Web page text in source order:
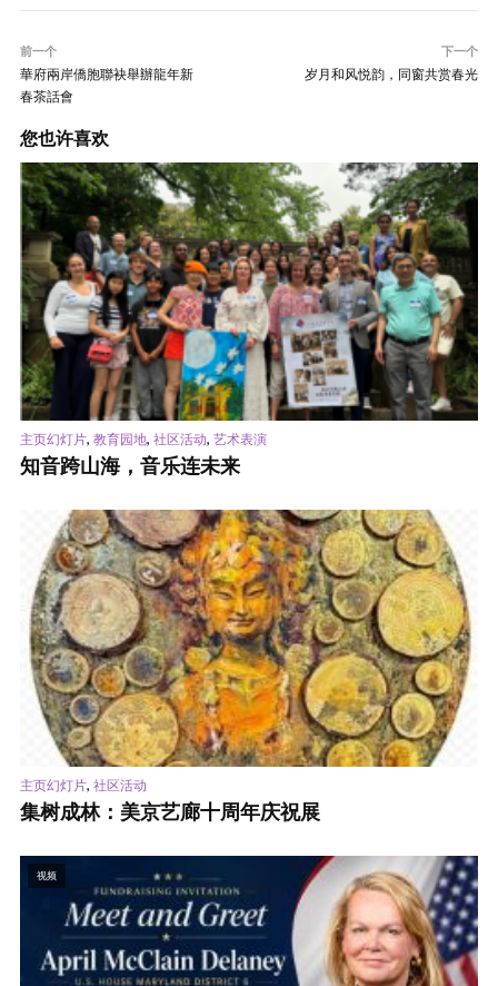
前一个
華府兩岸僑胞聯袂舉辦龍年新
春茶話會
下一个
岁月和风悦韵，同窗共赏春光
您也许喜欢
主页幻灯片, 教育园地, 社区活动, 艺术表演
知音跨山海，音乐连未来
主页幻灯片, 社区活动
集树成林：美京艺廊十周年庆祝展
视频